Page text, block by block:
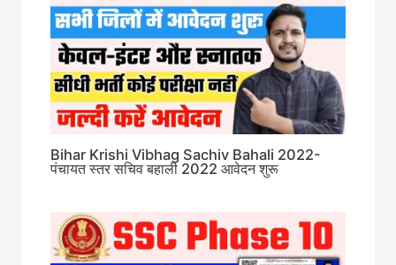
Bihar Krishi Vibhag Sachiv Bahali 2022-
पंचायत स्तर सचिव बहाली 2022 आवेदन शुरू